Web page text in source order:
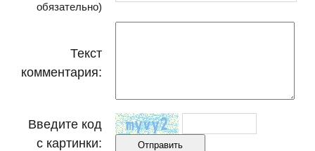
обязательно)
Текст
комментария:
Введите код
с картинки: